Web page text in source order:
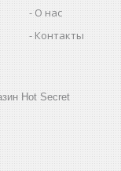
О нас
Контакты
Hot Secret